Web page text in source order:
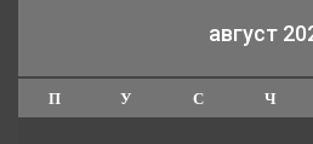
август
П У С Ч